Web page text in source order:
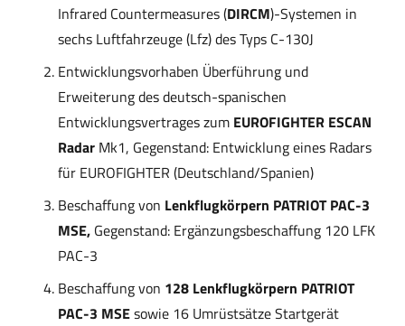
Infrared Countermeasures (DIRCM)-Systemen in
sechs Luftfahrzeuge (Lfz) des Typs C-130J
Entwicklungsvorhaben Überführung und
Erweiterung des deutsch-spanischen
Entwicklungsvertrages zum EUROFIGHTER ESCAN
Radar Mk1, Gegenstand: Entwicklung eines Radars
für EUROFIGHTER (Deutschland/Spanien)
Beschaffung von Lenkflugkörpern PATRIOT PAC-3
MSE, Gegenstand: Ergänzungsbeschaffung 120 LFK
PAC-3
Beschaffung von 128 Lenkflugkörpern PATRIOT
PAC-3 MSEsowie 16 Umrüstsätze Startgerät